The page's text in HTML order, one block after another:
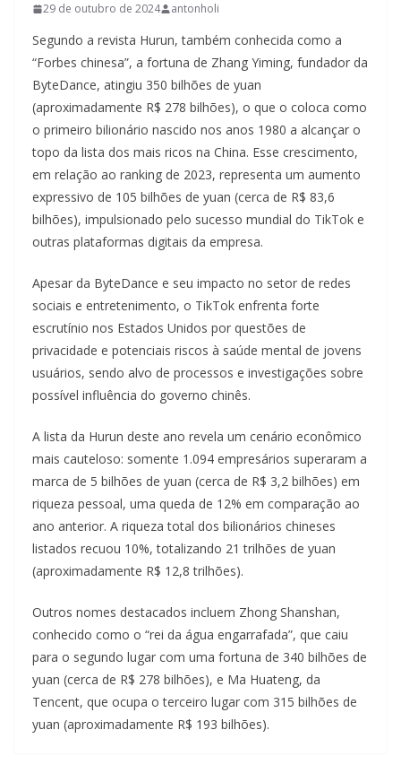
29 de outubro de 2024 antonholi
Segundo a revista Hurun, também conhecida como a
“Forbes chinesa”, a fortuna de Zhang Yiming, fundador da
ByteDance, atingiu 350 bilhões de yuan
(aproximadamente R$ 278 bilhões), o que o coloca como
o primeiro bilionário nascido nos anos 1980 a alcançar o
topo da lista dos mais ricos na China. Esse crescimento,
em relação ao ranking de 2023, representa um aumento
expressivo de 105 bilhões de yuan (cerca de R$ 83,6
bilhões), impulsionado pelo sucesso mundial do TikTok e
outras plataformas digitais da empresa.
Apesar da ByteDance e seu impacto no setor de redes
sociais e entretenimento, o TikTok enfrenta forte
escrutínio nos Estados Unidos por questões de
privacidade e potenciais riscos à saúde mental de jovens
usuários, sendo alvo de processos e investigações sobre
possível influência do governo chinês.
A lista da Hurun deste ano revela um cenário econômico
mais cauteloso: somente 1.094 empresários superaram a
marca de 5 bilhões de yuan (cerca de R$ 3,2 bilhões) em
riqueza pessoal, uma queda de 12% em comparação ao
ano anterior. A riqueza total dos bilionários chineses
listados recuou 10%, totalizando 21 trilhões de yuan
(aproximadamente R$ 12,8 trilhões).
Outros nomes destacados incluem Zhong Shanshan,
conhecido como o “rei da água engarrafada”, que caiu
para o segundo lugar com uma fortuna de 340 bilhões de
yuan (cerca de R$ 278 bilhões), e Ma Huateng, da
Tencent, que ocupa o terceiro lugar com 315 bilhões de
yuan (aproximadamente R$ 193 bilhões).